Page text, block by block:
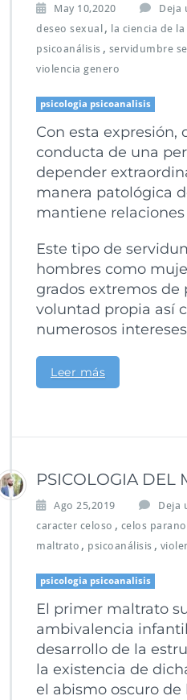
May 10,2020
Deja
deseo sexual , la ciencia de
psicoanálisis , servidumbre
violencia genero
psicologia psicoanalisis
Con esta expresión,
conducta de una
depender
manera patológica
mantiene relaciones
Este tipo de
hombres como
grados extremos de
voluntad propia así
numerosos
Leer más
PSICOLOGIA DEL
Ago 25,2019
Deja
caracter celoso , celos
maltrato , psicoanálisis ,
psicologia psicoanalisis
El primer maltrato
ambivalencia
desarrollo de la
la existencia de
el abismo oscuro de